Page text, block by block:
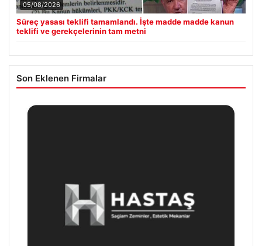
05/08/2026
Süreç yasası teklifi tamamlandı. İşte madde madde kanun
teklifi ve gerekçelerinin tam metni
Son Eklenen Firmalar